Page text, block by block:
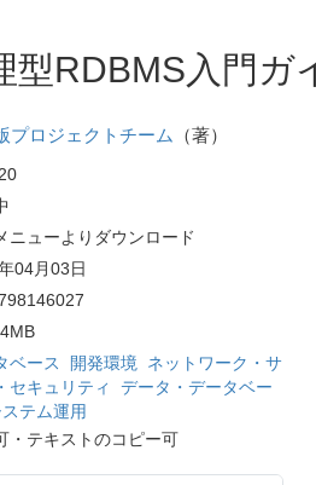
RDBMS入門ガ
プロジェクトチーム （著）
ニューよりダウンロード
04月03日
ベース 開発環境
ネットワーク・サ
セキュリティ
データ・データベー
テム運用
・テキストのコピー可